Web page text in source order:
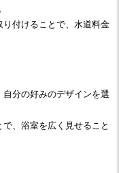
付けることで、水道料金
分の好みのデザインを選
、浴室を広く見せること